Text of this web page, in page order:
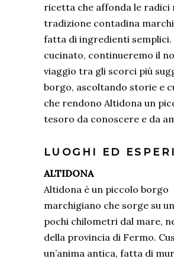
ricetta che affonda le radici
tradizione contadina
fatta di ingredienti semplici.
cucinato, continueremo il
viaggio tra gli scorci più
borgo, ascoltando storie e
che rendono Altidona un
tesoro da conoscere e da
LUOGHI ED
ALTIDONA
Altidona è un piccolo borgo
marchigiano che sorge su
pochi chilometri dal mare,
della provincia di Fermo.
un’anima antica, fatta di